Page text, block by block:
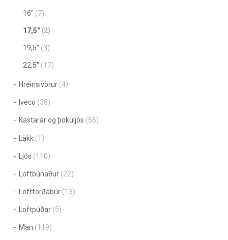
16" (7)
17,5" (2)
19,5" (3)
22,5" (17)
Hreinsivörur (4)
Iveco (38)
Kastarar og þokuljós (56)
Lakk (1)
Ljós (110)
Loftbúnaður (22)
Loftforðabúr (13)
Loftpúðar (5)
Man (119)